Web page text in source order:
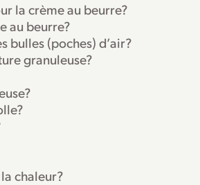
la crème au beurre?
au beurre?
bulles (poches) d’air?
granuleuse?
chaleur?